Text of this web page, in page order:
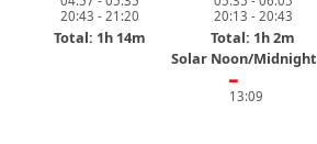
20:43 - 21:20
Total: 1h 14m
20:13 - 20:43
Total: 1h 2m
Solar Noon/
━
13:09